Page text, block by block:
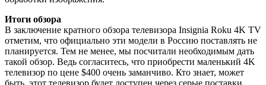
Итоги обзора
В заключение кратного обзора телевизора Insignia Roku 4K TV
отметим, что официально эти модели в Россию поставлять не
планируется. Тем не менее, мы посчитали необходимым дать
такой обзор. Ведь согласитесь, что приобрести маленький 4K
телевизор по цене $400 очень заманчиво. Кто знает, может
быть, этот телевизор будет доступен через серые поставки.